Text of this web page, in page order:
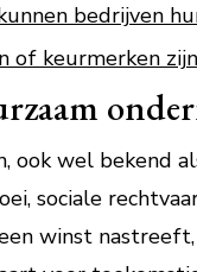
bedrijven
of keurmerken
ook wel bekend
sociale
winst